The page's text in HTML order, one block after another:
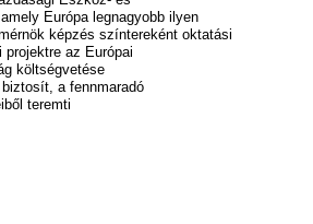
Európa legnagyobb ilyen
képzés színtereként oktatási
az Európai
költségvetése
a fennmaradó
teremti